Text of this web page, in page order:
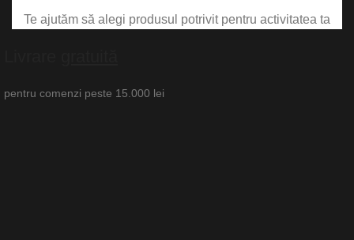
Te ajutăm să alegi produsul potrivit pentru activitatea ta
pentru comenzi peste 15.000 lei